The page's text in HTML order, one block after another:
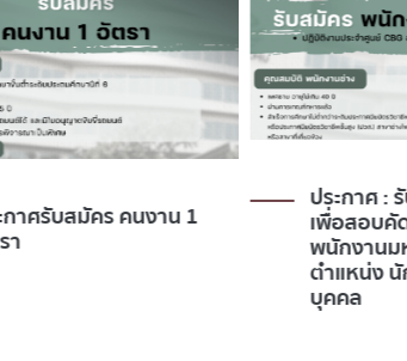
ประกาศ : รับสมัครบุคคล
เพื่อสอบคัดเลือกเป็น